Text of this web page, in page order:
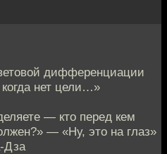
дифференциации
нет цели…»
— кто перед кем
— «Ну, это на глаз»
Дза